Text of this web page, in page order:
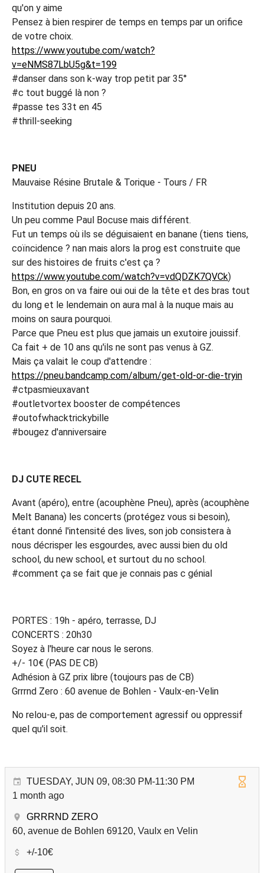
qu'on y aime
Pensez à bien respirer de temps en temps par un orifice
de votre choix.
https://www.youtube.com/watch?
v=eNMS87LbU5g&t=199
#danser dans son k-way trop petit par 35°
#c tout buggé là non ?
#passe tes 33t en 45
#thrill-seeking
PNEU
Mauvaise Résine Brutale & Torique - Tours / FR
Institution depuis 20 ans.
Un peu comme Paul Bocuse mais différent.
Fut un temps où ils se déguisaient en banane (tiens tiens,
coïncidence ? nan mais alors la prog est construite que
sur des histoires de fruits c'est ça ?
https://www.youtube.com/watch?v=vdQDZK7QVCk)
Bon, en gros on va faire oui oui de la tête et des bras tout
du long et le lendemain on aura mal à la nuque mais au
moins on saura pourquoi.
Parce que Pneu est plus que jamais un exutoire jouissif.
Ca fait + de 10 ans qu'ils ne sont pas venus à GZ.
Mais ça valait le coup d'attendre :
https://pneu.bandcamp.com/album/get-old-or-die-tryin
#ctpasmieuxavant
#outletvortex booster de compétences
#outofwhacktrickybille
#bougez d'anniversaire
DJ CUTE RECEL
Avant (apéro), entre (acouphène Pneu), après (acouphène
Melt Banana) les concerts (protégez vous si besoin),
étant donné l'intensité des lives, son job consistera à
nous décrisper les esgourdes, avec aussi bien du old
school, du new school, et surtout du no school.
#comment ça se fait que je connais pas c génial
PORTES : 19h - apéro, terrasse, DJ
CONCERTS : 20h30
Soyez à l'heure car nous le serons.
+/- 10€ (PAS DE CB)
Adhésion à GZ prix libre (toujours pas de CB)
Grrrnd Zero : 60 avenue de Bohlen - Vaulx-en-Velin
No relou-e, pas de comportement agressif ou oppressif
quel qu'il soit.
TUESDAY, JUN 09, 08:30 PM-11:30 PM
1 month ago
GRRRND ZERO
60, avenue de Bohlen 69120, Vaulx en Velin
+/-10€